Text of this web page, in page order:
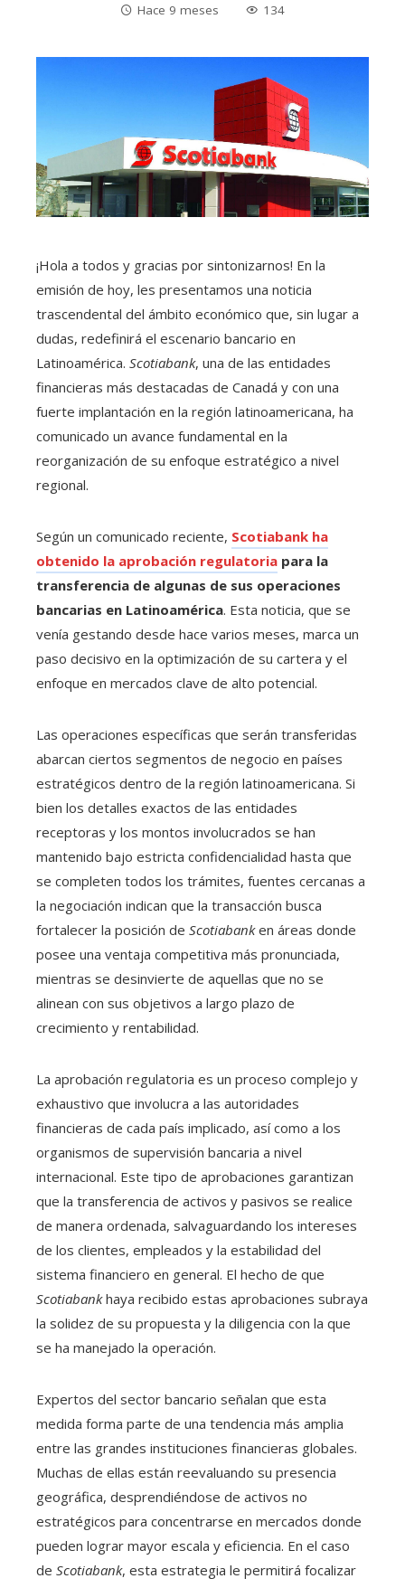
Hace 9 meses
134
¡Hola a todos y gracias por sintonizarnos! En la
emisión de hoy, les presentamos una noticia
trascendental del ámbito económico que, sin lugar a
dudas, redefinirá el escenario bancario en
Latinoamérica. Scotiabank, una de las entidades
financieras más destacadas de Canadá y con una
fuerte implantación en la región latinoamericana, ha
comunicado un avance fundamental en la
reorganización de su enfoque estratégico a nivel
regional.
Según un comunicado reciente, Scotiabank ha
obtenido la aprobación regulatoria para la
transferencia de algunas de sus operaciones
bancarias en Latinoamérica. Esta noticia, que se
venía gestando desde hace varios meses, marca un
paso decisivo en la optimización de su cartera y el
enfoque en mercados clave de alto potencial.
Las operaciones específicas que serán transferidas
abarcan ciertos segmentos de negocio en países
estratégicos dentro de la región latinoamericana. Si
bien los detalles exactos de las entidades
receptoras y los montos involucrados se han
mantenido bajo estricta confidencialidad hasta que
se completen todos los trámites, fuentes cercanas a
la negociación indican que la transacción busca
fortalecer la posición de Scotiabanken áreas donde
posee una ventaja competitiva más pronunciada,
mientras se desinvierte de aquellas que no se
alinean con sus objetivos a largo plazo de
crecimiento y rentabilidad.
La aprobación regulatoria es un proceso complejo y
exhaustivo que involucra a las autoridades
financieras de cada país implicado, así como a los
organismos de supervisión bancaria a nivel
internacional. Este tipo de aprobaciones garantizan
que la transferencia de activos y pasivos se realice
de manera ordenada, salvaguardando los intereses
de los clientes, empleados y la estabilidad del
sistema financiero en general. El hecho de que
Scotiabankhaya recibido estas aprobaciones subraya
la solidez de su propuesta y la diligencia con la que
se ha manejado la operación.
Expertos del sector bancario señalan que esta
medida forma parte de una tendencia más amplia
entre las grandes instituciones financieras globales.
Muchas de ellas están reevaluando su presencia
geográfica, desprendiéndose de activos no
estratégicos para concentrarse en mercados donde
pueden lograr mayor escala y eficiencia. En el caso
de Scotiabank, esta estrategia le permitirá focalizar